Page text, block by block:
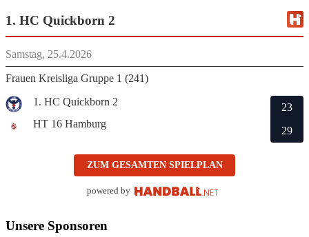
1. HC Quickborn 2
Samstag, 25.4.2026
Frauen Kreisliga Gruppe 1 (241)
1. HC Quickborn 2
HT 16 Hamburg
23
29
ZUM GESAMTEN SPIELPLAN
powered by
Unsere Sponsoren